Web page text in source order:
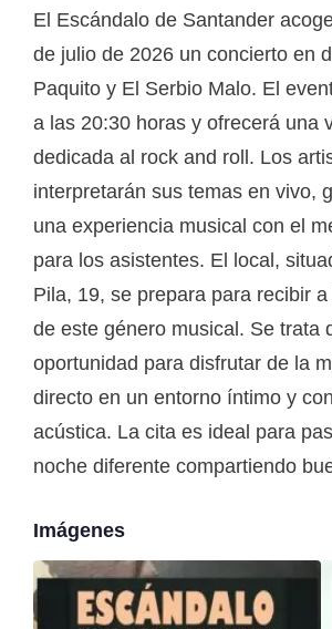
El Escándalo de Santander
de julio de 2026 un concierto en
Paquito y El Serbio Malo. El
a las 20:30 horas y ofrecerá una
dedicada al rock and roll. Los
interpretarán sus temas en vivo,
una experiencia musical con el
para los asistentes. El local,
Pila, 19, se prepara para recibir
de este género musical. Se trata
oportunidad para disfrutar de la
directo en un entorno íntimo y
acústica. La cita es ideal para
noche diferente compartiendo
Imágenes